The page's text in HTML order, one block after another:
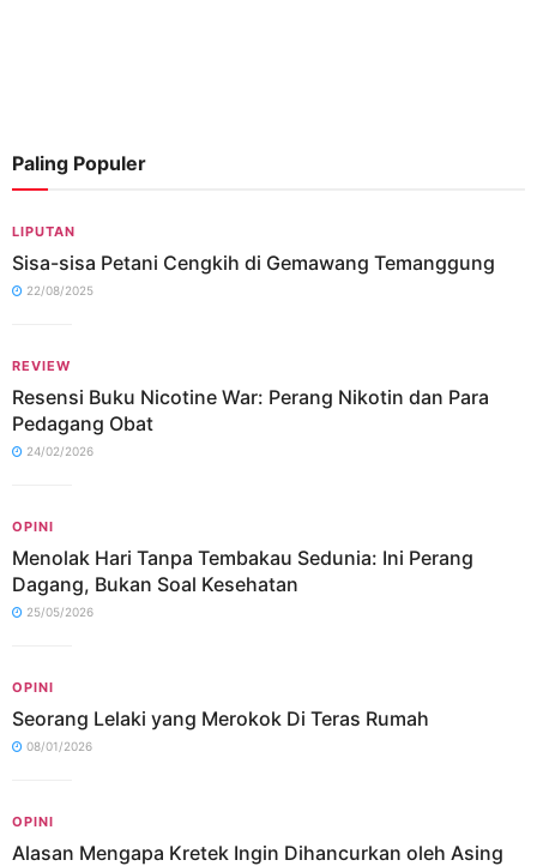
Paling Populer
LIPUTAN
Sisa-sisa Petani Cengkih di Gemawang Temanggung
22/08/2025
REVIEW
Resensi Buku Nicotine War: Perang Nikotin dan Para
Pedagang Obat
24/02/2026
OPINI
Menolak Hari Tanpa Tembakau Sedunia: Ini Perang
Dagang, Bukan Soal Kesehatan
25/05/2026
OPINI
Seorang Lelaki yang Merokok Di Teras Rumah
08/01/2026
OPINI
Alasan Mengapa Kretek Ingin Dihancurkan oleh Asing